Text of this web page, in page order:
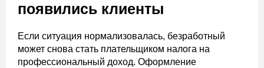
появились клиенты
Если ситуация нормализовалась, безработный
может снова стать плательщиком налога на
профессиональный доход. Оформление